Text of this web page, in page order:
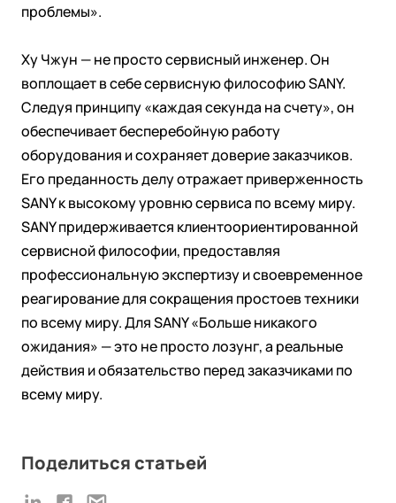
проблемы».
Ху Чжун — не просто сервисный инженер. Он
воплощает в себе сервисную философию SANY.
Следуя принципу «каждая секунда на счету», он
обеспечивает бесперебойную работу
оборудования и сохраняет доверие заказчиков.
Его преданность делу отражает приверженность
SANY к высокому уровню сервиса по всему миру.
SANY придерживается клиентоориентированной
сервисной философии, предоставляя
профессиональную экспертизу и своевременное
реагирование для сокращения простоев техники
по всему миру. Для SANY «Больше никакого
ожидания» — это не просто лозунг, а реальные
действия и обязательство перед заказчиками по
всему миру.
Поделиться статьей